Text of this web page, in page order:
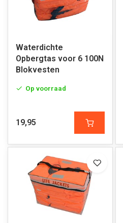
Waterdichte
Opbergtas voor 6 100N
Blokvesten
Op voorraad
19,95